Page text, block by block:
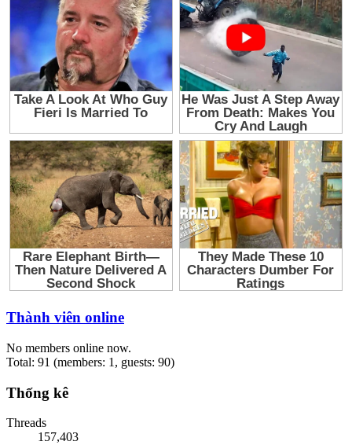
Thành viên online
No members online now.
Total: 91 (members: 1, guests: 90)
Thống kê
Threads
157,403